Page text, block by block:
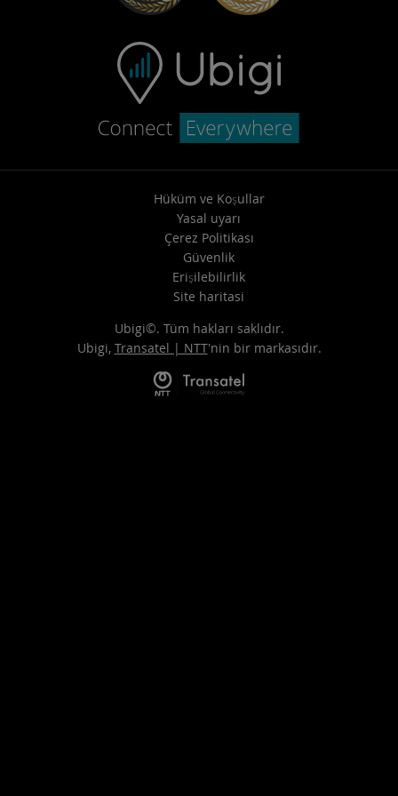
Hüküm ve Koşullar
Yasal uyarı
Çerez Politikası
Güvenlik
Erişilebilirlik
Site haritasi
Ubigi©. Tüm hakları saklıdır.
Ubigi, Transatel | NTT'nin bir markasıdır.